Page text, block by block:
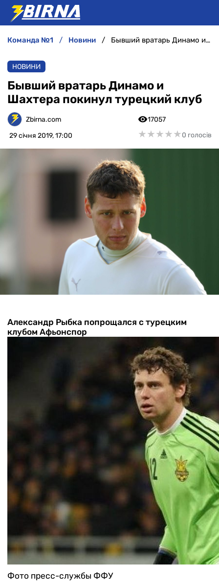
АНАЛІТИКА
ІНТЕРВ'Ю
РІЗНЕ
команда №1 новини Бывший вратарь Динамо и Шахтера покинул турецкий клуб
НОВИНИ
Бывший вратарь Динамо и
Шахтера покинул турецкий клуб
Zbirna.com
29 січня 2019, 17:00
17057
★★★★★
★★★★★0 голосів
Александр Рыбка попрощался с турецким
клубом Афьонспор
Фото пресс-службы ФФУ